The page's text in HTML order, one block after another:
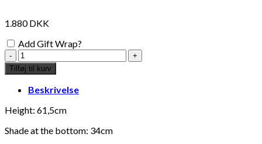
1.880DKK
Add Gift Wrap?
Meline
Bordlampe
antal
Tilføj til kurv
Beskrivelse
Height: 61,5cm
Shade at the bottom: 34cm